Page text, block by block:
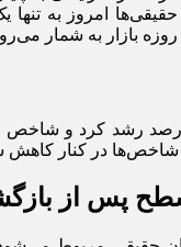
حقیقی‌ها امروز به
پس از